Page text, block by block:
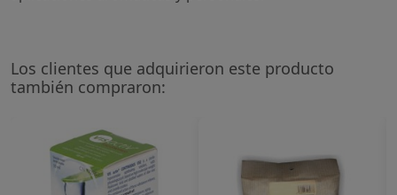
Los clientes que adquirieron este producto
también compraron: